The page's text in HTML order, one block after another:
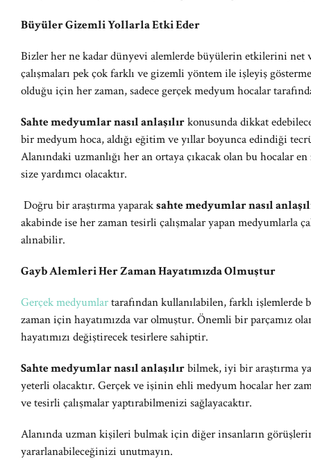
Büyüler Gizemli Yollarla Etki Eder
Bizler her ne kadar dünyevi alemlerde büyülerin etkilerini net
çalışmaları pek çok farklı ve gizemli yöntem ile işleyiş
olduğu için her zaman, sadece gerçek medyum hocalar
Sahte medyumlar nasıl anlaşılırkonusunda dikkat
bir medyum hoca, aldığı eğitim ve yıllar boyunca edindiği
Alanındaki uzmanlığı her an ortaya çıkacak olan bu hocalar
size yardımcı olacaktır.
Doğru bir araştırma yaparaksahte medyumlar nasıl
akabinde ise her zaman tesirli çalışmalar yapan medyumlarla
alınabilir.
Gayb Alemleri Her Zaman Hayatımızda Olmuştur
Gerçek medyumlartarafından kullanılabilen, farklı işlemlerde
zaman için hayatımızda var olmuştur. Önemli bir parçamız
hayatımızı değiştirecek tesirlere sahiptir.
Sahte medyumlar nasıl anlaşılırbilmek, iyi bir araştırma
yeterli olacaktır. Gerçek ve işinin ehli medyum hocalar her
ve tesirli çalışmalar yaptırabilmenizi sağlayacaktır.
Alanında uzman kişileri bulmak için diğer insanların
yararlanabileceğinizi unutmayın.